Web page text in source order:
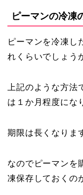
ピーマンの冷凍
ピーマンを冷凍し
れくらいでしょう
上記のような方法
は１か月程度にな
期限は長くなりま
なのでピーマンを
凍保存しておくの